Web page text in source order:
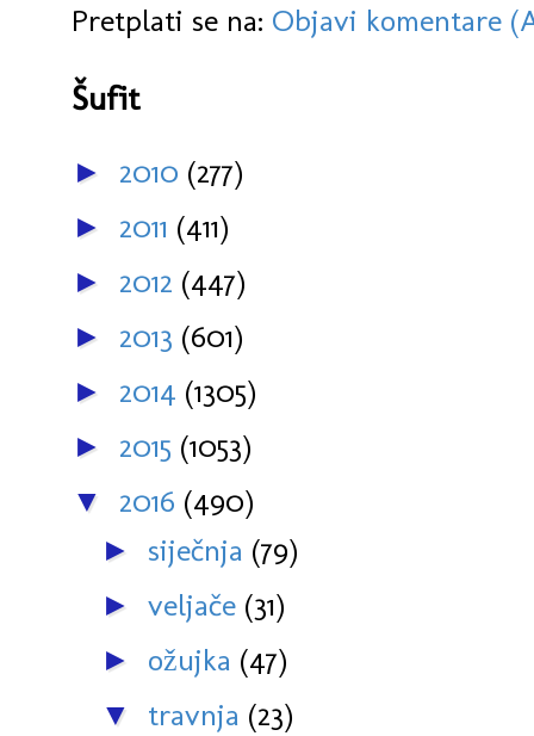
Pretplati se na: Objavi komentare
Šufit
► 2010 (277)
► 2011 (411)
► 2012 (447)
► 2013 (601)
► 2014 (1305)
► 2015 (1053)
▼ 2016 (490)
► siječnja (79)
► veljače (31)
► ožujka (47)
▼ travnja (23)